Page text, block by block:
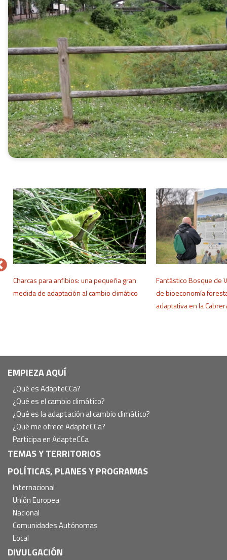
Charcas para anfibios: una pequeña gran
medida de adaptación al cambio climático
Fantástico Bosque de
de bioeconomía
adaptativa en la
Navegación
principal
EMPIEZA AQUÍ
¿Qué es AdapteCCa?
¿Qué es el cambio climático?
¿Qué es la adaptación al cambio climático?
¿Qué me ofrece AdapteCCa?
Participa en AdapteCCa
TEMAS Y TERRITORIOS
POLÍTICAS, PLANES Y PROGRAMAS
Internacional
Unión Europea
Nacional
Comunidades Autónomas
Local
DIVULGACIÓN